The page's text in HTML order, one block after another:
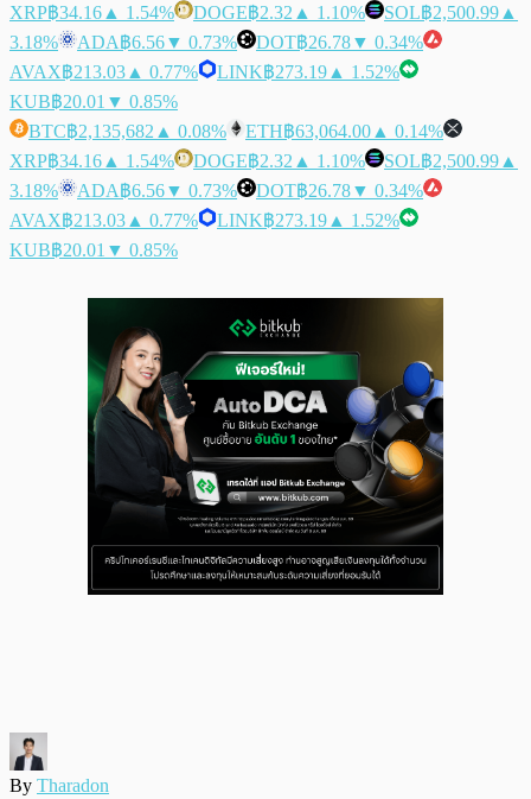
XRP฿34.16 ▲ 1.54% DOGE฿2.32 ▲ 1.10% SOL฿2,500.99 ▲
3.18%
ADA฿6.56▼ 0.73% DOT฿26.78▼ 0.34%
AVAX฿213.03 ▲ 0.77% LINK฿273.19 ▲ 1.52%
KUB฿20.01 ▼ 0.85%
BTC฿2,135,682 ▲ 0.08% ETH฿63,064.00 ▲ 0.14%
XRP฿34.16 ▲ 1.54% DOGE฿2.32 ▲ 1.10% SOL฿2,500.99 ▲
3.18%
ADA฿6.56▼ 0.73% DOT฿26.78▼ 0.34%
AVAX฿213.03 ▲ 0.77% LINK฿273.19 ▲ 1.52%
KUB฿20.01 ▼ 0.85%
By Tharadon